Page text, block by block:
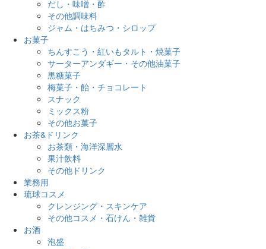
だし・味噌・酢
その他調味料
ジャム・はちみつ・シロップ
お菓子
ちんすこう・紅いもタルト・焼菓子
サーターアンダギー・その他油菓子
黒糖菓子
梅菓子・飴・チョコレート
スナック
ミックス粉
その他お菓子
お茶&ドリンク
お茶類・海洋深層水
果汁飲料
その他ドリンク
業務用
琉球コスメ
クレンジング・スキンケア
その他コスメ・石けん・雑貨
お酒
泡盛